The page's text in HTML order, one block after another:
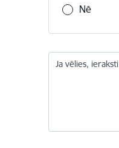
Nē
Ja vēlies,